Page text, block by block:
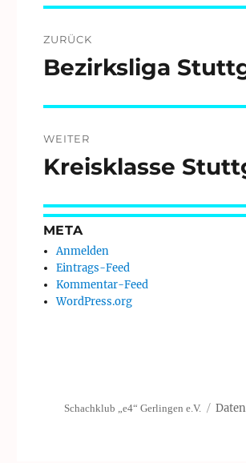
ZURÜCK
Vorheriger
Bezirksliga
WEITER
Nächster
Kreisklasse
META
Anmelden
Eintrags-Feed
Kommentar-Feed
WordPress.org
Schachklub „e4“ Gerlingen e.V.